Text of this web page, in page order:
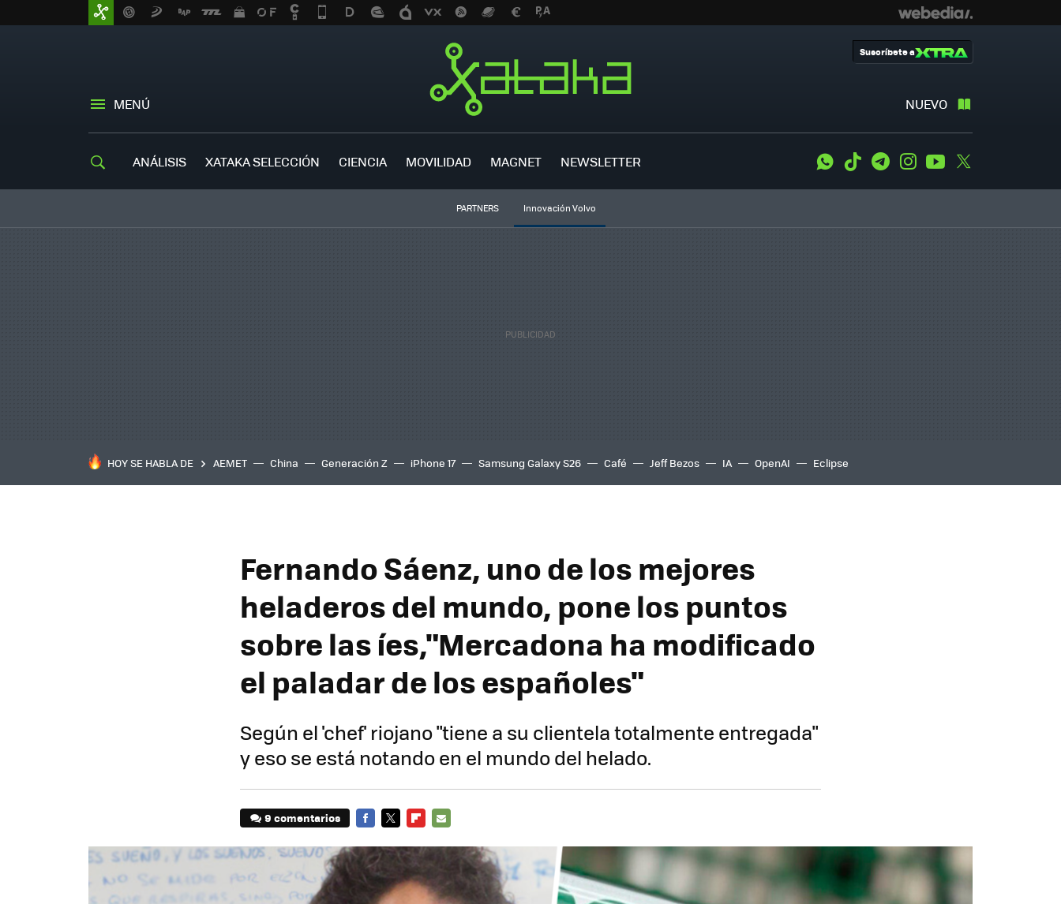
MENÚ NUEVO
Suscríbete a
ANÁLISIS XATAKA SELECCIÓN CIENCIA MOVILIDAD MAGNET NEWSLETTER WhatsApp
Tiktok TelegramInstagramYoutube
PARTNERS Innovación Volvo
HOY SE HABLA DE AEMET China Generación Z iPhone 17 Samsung Galaxy S26 Café Jeff Bezos IA OpenAI Eclipse
Fernando Sáenz, uno de los mejores
heladeros del mundo, pone los puntos
sobre las íes,"Mercadona ha modificado
el paladar de los españoles"
Según el 'chef' riojano "tiene a su clientela totalmente entregada"
y eso se está notando en el mundo del helado.
9 comentarios
MAIL